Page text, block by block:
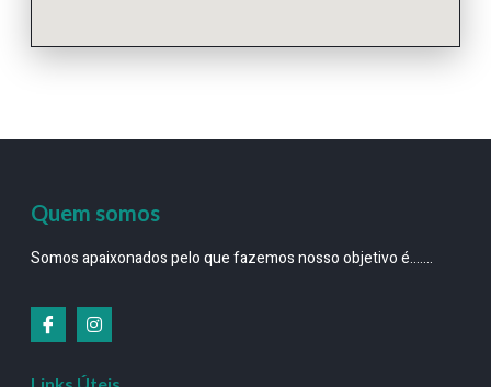
Quem somos
Somos apaixonados pelo que fazemos nosso objetivo é…….